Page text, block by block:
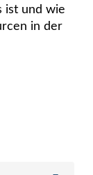
ist und wie
in der